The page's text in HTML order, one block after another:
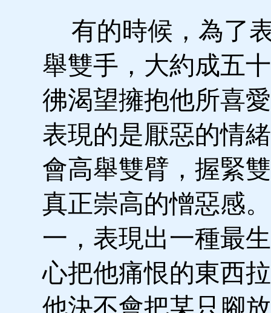
有的時候，為了
舉雙手，大約成五
彿渴望擁抱他所喜
表現的是厭惡的情
會高舉雙臂，握緊
真正崇高的憎惡感
一，表現出一種最
心把他痛恨的東西
他決不會把某只腳